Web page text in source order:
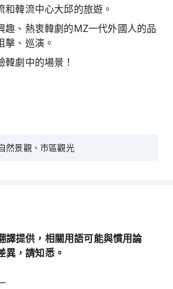
和韓流中心大邱的旅遊。
趣、熱衷韓劇的MZ一代外國人的品
擊、巡演。
劇中的場景！
然景觀、市區觀光
譯提供，相關用語可能與慣用論
異，請知悉。